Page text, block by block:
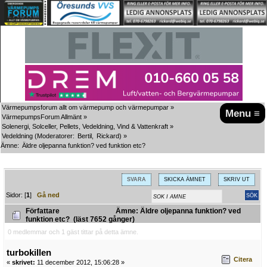
Menu ≡
Värmepumpsforum allt om värmepump och värmepumpar »
VärmepumpsForum Allmänt »
Solenergi, Solceller, Pellets, Vedeldning, Vind & Vattenkraft »
Vedeldning (Moderatorer: Bertil Rickard) »
Ämne: Äldre oljepanna funktion? ved funktion etc?
SVARA SKICKA ÄMNET SKRIV UT
Sidor: [1]Gå ned
Författare
Ämne: Äldre oljepanna funktion? ved
funktion etc? (läst 7652 gånger)
0 medlemmar och 1 gäst tittar på detta ämne.
turbokillen
« skrivet: 11 december 2012, 15:06:28 » Citera